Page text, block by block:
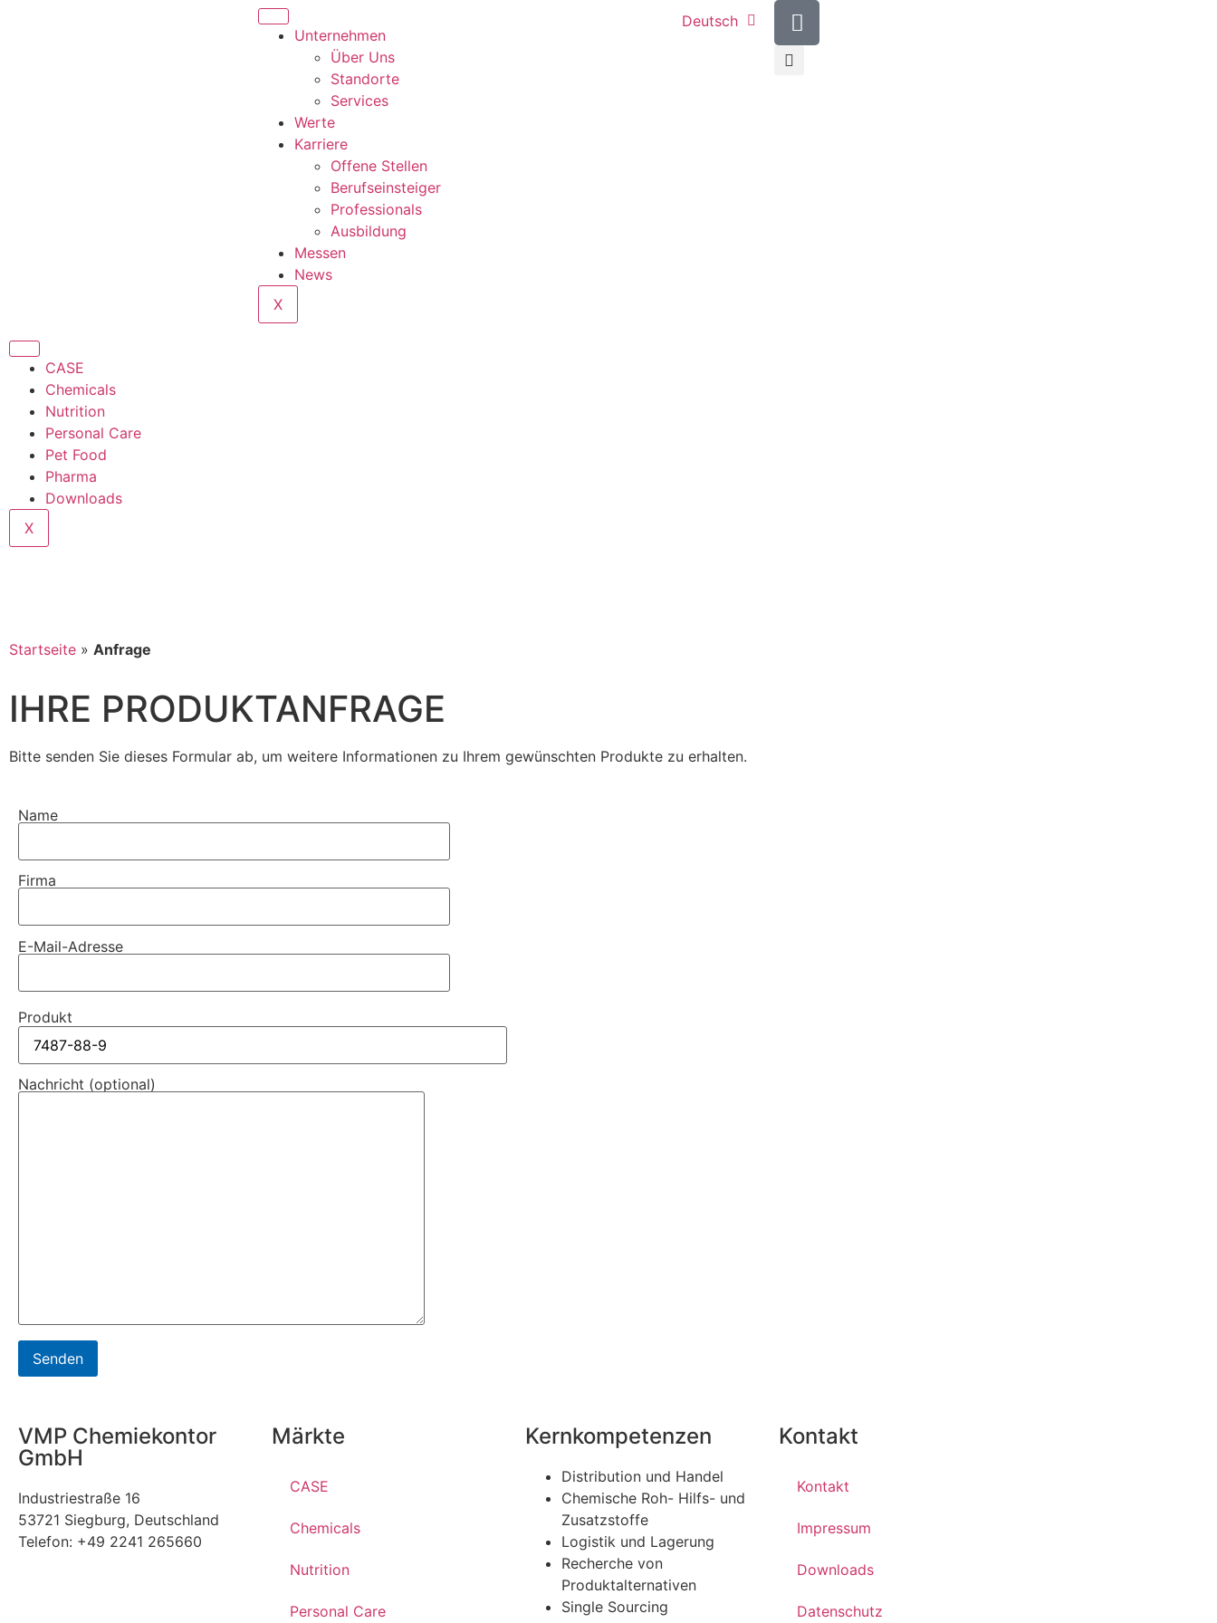
Unternehmen
Über Uns
Standorte
Services
Werte
Karriere
Offene Stellen
Berufseinsteiger
Professionals
Ausbildung
Messen
News
X
Deutsch
CASE
Chemicals
Nutrition
Personal Care
Pet Food
Pharma
Downloads
X
Startseite » Anfrage
IHRE PRODUKTANFRAGE
Bitte senden Sie dieses Formular ab, um weitere Informationen zu Ihrem gewünschten Produkte zu erhalten.
Name
Firma
E-Mail-Adresse
Produkt
Nachricht (optional)
VMP Chemiekontor
GmbH
Industriestraße 16
53721 Siegburg, Deutschland
Telefon: +49 2241 265660
Märkte
CASE
Chemicals
Nutrition
Personal Care
Kernkompetenzen
Distribution und Handel
Chemische Roh- Hilfs- und
Zusatzstoffe
Logistik und Lagerung
Recherche von
Produktalternativen
Single Sourcing
Kontakt
Kontakt
Impressum
Downloads
Datenschutz